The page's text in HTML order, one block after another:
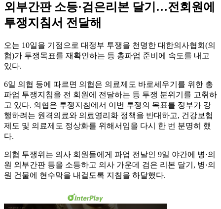
외부간판 소등·검은리본 달기…전회원에
투쟁지침서 전달해
오는 10일을 기점으로 대정부 투쟁을 천명한 대한의사협회(의
협)가 투쟁목표를 재확인하는 등 총파업 준비에 속도를 내고
있다.
6일 의협 등에 따르면 의협은 의료제도 바로세우기를 위한 총
파업 투쟁지침을 전 회원에 전달하는 등 투쟁 분위기를 고취하
고 있다. 의협은 투쟁지침에서 이번 투쟁의 목표를 정부가 강
행하려는 원격의료와 의료영리화 정책을 반대하고, 건강보험
제도 및 의료제도 정상화를 위해서임을 다시 한 번 분명히 했
다.
의협 투쟁위는 의사 회원들에게 파업 전날인 9일 야간에 병·의
원 외부간판 등을 소등하고 의사 가운데 검은 리본 달기, 병·의
원 건물에 현수막을 내걸도록 지침을 하달했다.